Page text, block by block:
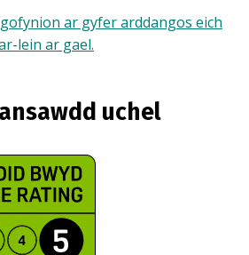
ar gyfer arddangos eich
lein ar gael.
uchel